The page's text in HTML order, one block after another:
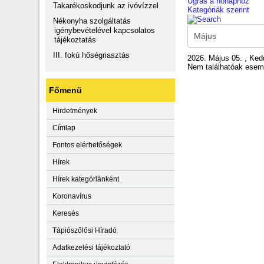
Takarékoskodjunk az ivóvízzel
Nékonyha szolgáltatás
igénybevételével kapcsolatos
tájékoztatás
III. fokú hőségriasztás
Főmenü
Hirdetmények
Címlap
Fontos elérhetőségek
Hírek
Hírek kategóriánként
Koronavírus
Keresés
Tápiószőlősi Híradó
Adatkezelési tájékoztató
Kategóriák szerint
2026. Május 05. ,
Nem találhatóak